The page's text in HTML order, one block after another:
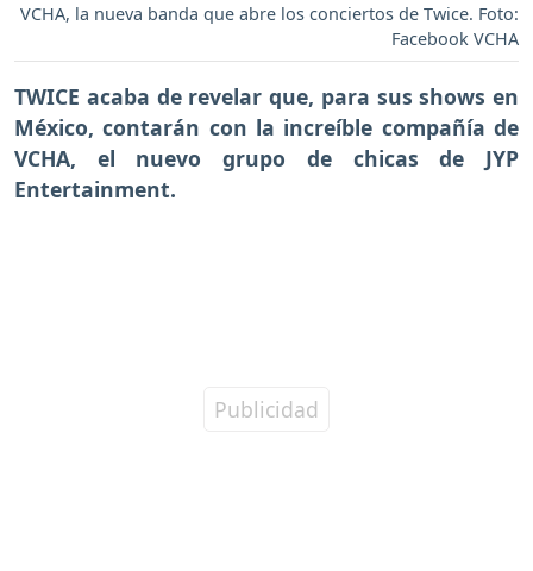
VCHA, la nueva banda que abre los conciertos de Twice. Foto:
Facebook VCHA
TWICE acaba de revelar que, para sus shows en
México, contarán con la increíble compañía de
VCHA, el nuevo grupo de chicas de JYP
Entertainment.